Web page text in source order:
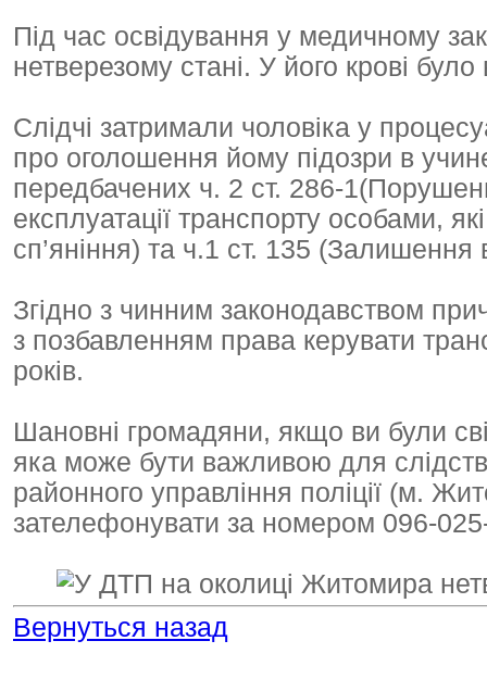
Під час освідування у медичному
нетверезому стані. У його крові
Слідчі затримали чоловіка у
про оголошення йому підозри в
передбачених ч. 2 ст. 286-
експлуатації транспорту особами,
сп’яніння) та ч.1 ст. 135 (Залишення
Згідно з чинним законодавством
з позбавленням права керувати
років.
Шановні громадяни, якщо ви були
яка може бути важливою для
районного управління поліції (м.
зателефонувати за номером 096-
Вернуться назад